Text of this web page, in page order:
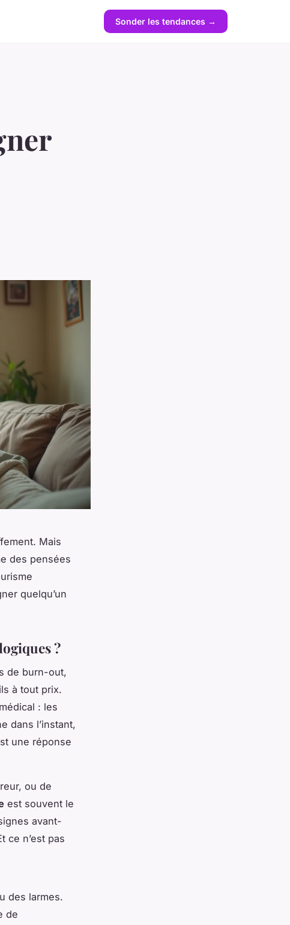
Sonder les tendances →
Mais
des pensées
quelqu’un
?
de burn-out,
à tout prix.
: les
dans l’instant,
une réponse
ou de
est souvent le
avant-
ce n’est pas
des larmes.
de